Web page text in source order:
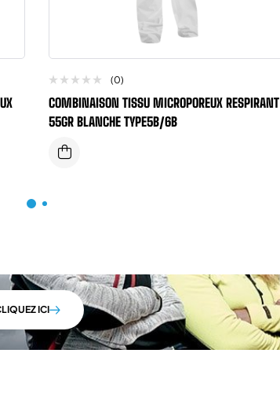
(0)
COMBINAISON TISSU MICROPOREUX RESPIRANT
55GR BLANCHE TYPE5B/6B
ICI